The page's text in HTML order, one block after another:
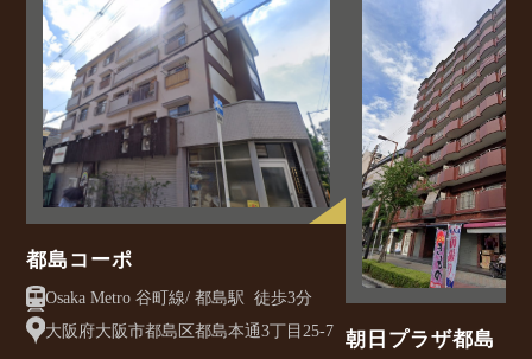
都島コーポ
Osaka Metro 谷町線/ 都島駅 徒歩3分
大阪府大阪市都島区都島本通3丁目25-7
朝日プラザ都島